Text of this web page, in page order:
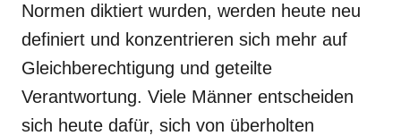
Normen diktiert wurden, werden heute neu
definiert und konzentrieren sich mehr auf
Gleichberechtigung und geteilte
Verantwortung. Viele Männer entscheiden
sich heute dafür, sich von überholten